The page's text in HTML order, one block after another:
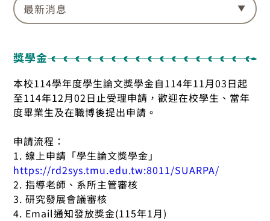
最新消息
獎學金
本校114學年度學生論文獎學金自114年11月03日起
至114年12月02日止受理申請，歡迎在校學生、當年
度畢業生及在職博後提出申請。
申請流程：
1. 線上申請「學生論文獎學金」
https://rd2sys.tmu.edu.tw:8011/SUARPA/
2. 指導老師、系所主管審核
3. 研究發展會議審核
4. Email通知發放獎金(115年1月)